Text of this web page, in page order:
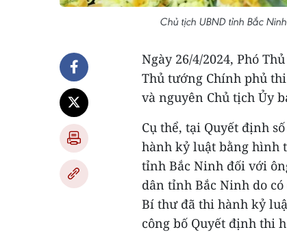
Chủ tịch UBND tỉnh Bắc
Ngày 26/4/2024, Phó
Thủ tướng Chính phủ
và nguyên Chủ tịch Ủy
Cụ thể, tại Quyết định
hành kỷ luật bằng hình
tỉnh Bắc Ninh đối với
dân tỉnh Bắc Ninh do
Bí thư đã thi hành kỷ
công bố Quyết định thi